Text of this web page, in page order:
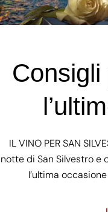
IL VINO PER SAN
notte di San Silvestro e
l’ultima